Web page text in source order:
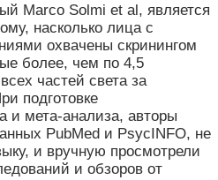
Marco Solmi et al, является
насколько лица с
охвачены скринингом
более, чем по 4,5
частей света за
подготовке
и мета-анализа, авторы
PubMed и PsycINFO, не
и вручную просмотрели
и обзоров от